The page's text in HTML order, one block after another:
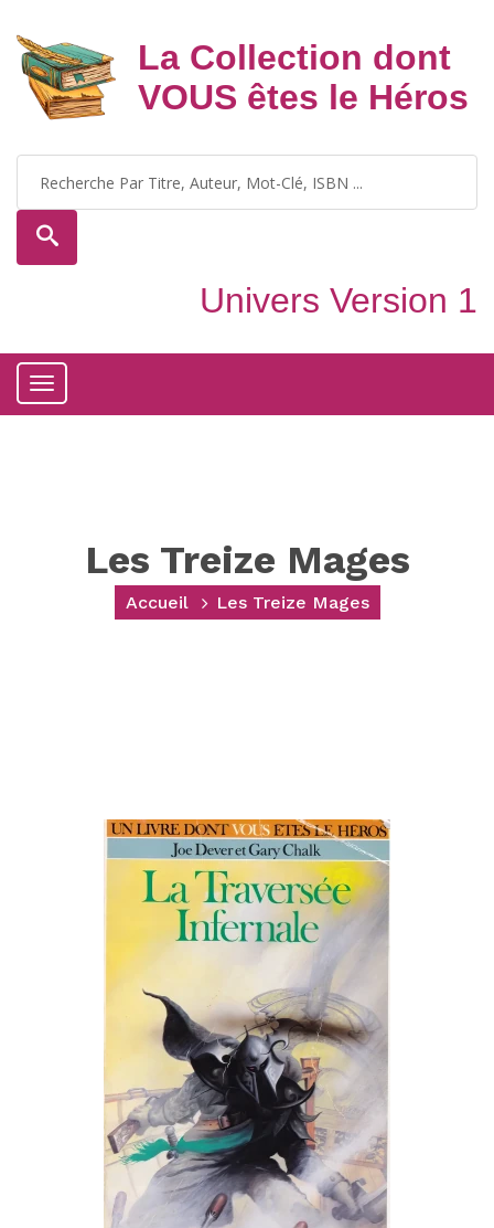
La Collection dont
VOUS êtes le Héros
Univers Version 1
Toggle
Les Treize Mages
Accueil Les Treize Mages